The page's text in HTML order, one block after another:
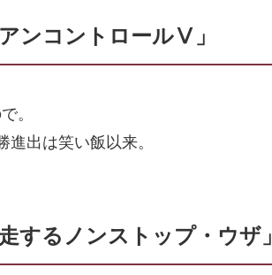
ンコントロールⅤ」
。
出は笑い飯以来。
するノンストップ・ウザ」